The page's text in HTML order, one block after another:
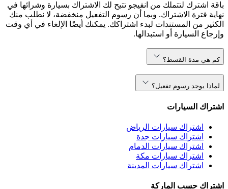
باقة اشترك لتتملك من انفيجو تتيح لك الاشتراك بسيارة وشرائها في
نهاية فترة الاشتراك. وبما أن رسوم التفعيل منخفضة، لا نطلب منك
الكثير من المستندات لبدء اشتراكك. يمكنك أيضًا الإلغاء في أي وقت
وإرجاع السيارة أو استبدالها.
كم هي مدة القسط؟
لماذا يوجد رسوم تفعيل؟
اشتراك السيارات
اشتراك سيارات الرياض
اشتراك سيارات جدة
اشتراك سيارات الدمام
اشتراك سيارات مكة
اشتراك سيارات المدينة
اشتراك حسب الماركة